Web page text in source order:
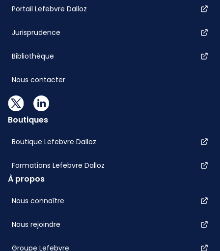
Portail Lefebvre Dalloz
Jurisprudence
Bibliothèque
Nous contacter
Boutiques
Boutique Lefebvre Dalloz
Formations Lefebvre Dalloz
À propos
Nous connaître
Nous rejoindre
Groupe Lefebvre